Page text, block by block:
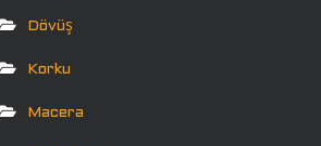
Dövüş
Korku
Macera